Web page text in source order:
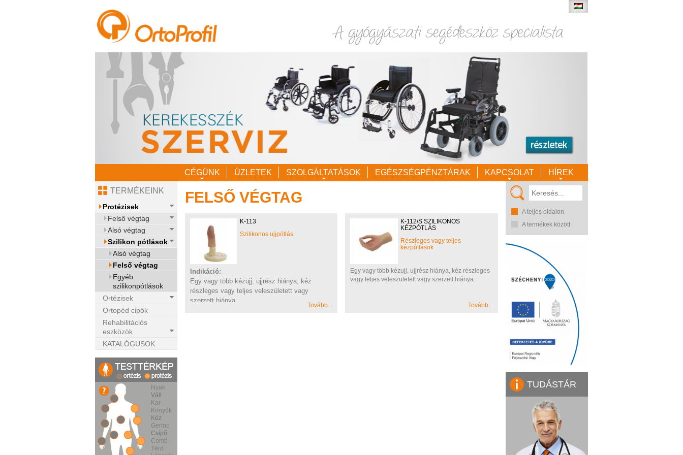
CÉGÜNK ÜZLETEK SZOLGÁLTATÁSOK EGÉSZSÉGPÉNZTÁRAK KAPCSOLAT HÍREK
TERMÉKEINK
Protézisek
Felső végtag
Alsó végtag
Szilikon pótlások
Alsó végtag
Felső végtag
Egyéb
szilikonpótlások
Ortézisek
Ortopéd cipők
Rehabilitációs
eszközök
KATALÓGUSOK
Nyak
Váll
Könyök
Kéz
Gerinc
Csípő
Térd
Váll
Kar
Kéz
Csípő
Comb
FELSŐ VÉGTAG
K-113
Szilikonos ujjpótlás
Indikáció:
Egy vagy több kézujj, ujjrész hiánya, kéz
részleges vagy teljes veleszületett vagy
szerzett hiánya.
Tovább...
K-112/S SZILIKONOS
KÉZPÓTLÁS
Részleges vagy teljes
kézpótlások
Egy vagy több kézujj, ujjrész hiánya, kéz részleges
vagy teljes veleszületett vagy szerzett hiánya.
Tovább...
A teljes oldalon
A termékek között
TUDÁSTÁR